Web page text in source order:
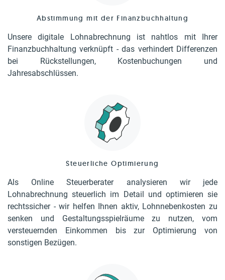
Abstimmung mit der Finanzbuchhaltung
Unsere digitale Lohnabrechnung ist nahtlos mit Ihrer
Finanzbuchhaltung verknüpft - das verhindert Differenzen
bei Rückstellungen, Kostenbuchungen und
Jahresabschlüssen.
Steuerliche Optimierung
Als Online Steuerberater analysieren wir jede
Lohnabrechnung steuerlich im Detail und optimieren sie
rechtssicher - wir helfen Ihnen aktiv, Lohnnebenkosten zu
senken und Gestaltungsspielräume zu nutzen, vom
versteuernden Einkommen bis zur Optimierung von
sonstigen Bezügen.